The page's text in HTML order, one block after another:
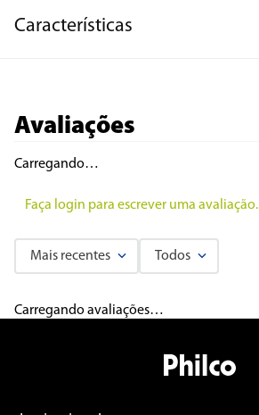
Características
Avaliações
Carregando…
Faça login para escrever uma avaliação.
Mais recentes Todos
Carregando avaliações…